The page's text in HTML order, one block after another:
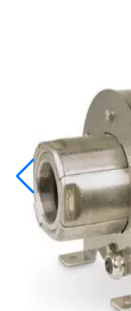
+7 (495) 374-90-
Каталог
Шкафы
Готовые
Фонтанные
Подводные
Закладные
Насосы
Системы
Плавающие
Пешеходные